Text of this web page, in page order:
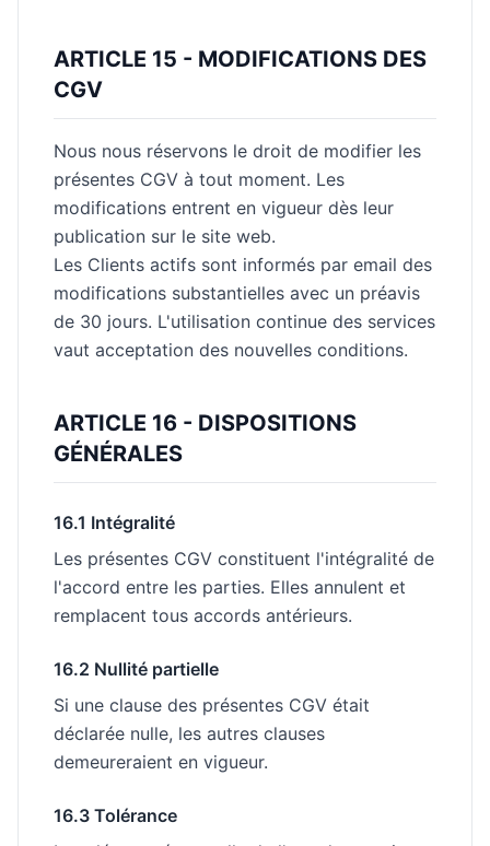
ARTICLE 15 - MODIFICATIONS DES
CGV
Nous nous réservons le droit de modifier les
présentes CGV à tout moment. Les
modifications entrent en vigueur dès leur
publication sur le site web.
Les Clients actifs sont informés par email des
modifications substantielles avec un préavis
de 30 jours. L'utilisation continue des services
vaut acceptation des nouvelles conditions.
ARTICLE 16 - DISPOSITIONS
GÉNÉRALES
16.1 Intégralité
Les présentes CGV constituent l'intégralité de
l'accord entre les parties. Elles annulent et
remplacent tous accords antérieurs.
16.2 Nullité partielle
Si une clause des présentes CGV était
déclarée nulle, les autres clauses
demeureraient en vigueur.
16.3 Tolérance